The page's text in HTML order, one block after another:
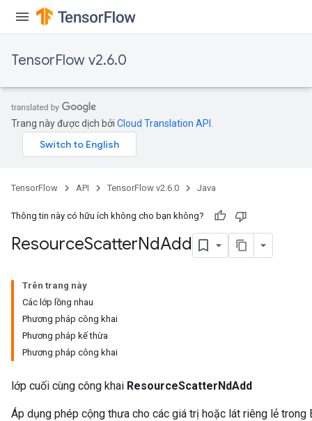
TensorFlow v2.6.0
Trang này được dịch bởi Cloud Translation API
TensorFlow API TensorFlow v2.6.0 Java
Thông tin này có hữu ích không cho bạn không?
ResourceScatterNdAdd
Trên trang này
Các lớp lồng nhau
Phương pháp công khai
Phương pháp kế thừa
Phương pháp công khai
lớp cuối cùng công khai ResourceScatterNdAdd
Áp dụng phép cộng thưa cho các giá trị hoặc lát riêng lẻ trong